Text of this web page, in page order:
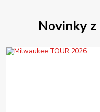
Novinky